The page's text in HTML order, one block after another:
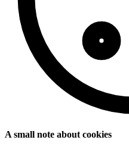
A small note about cookies